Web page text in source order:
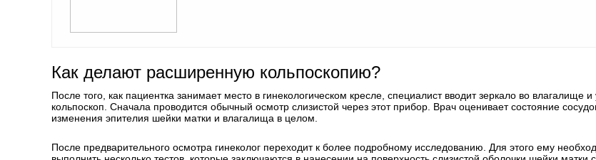
Как делают расширенную кольпоскопию?
После того, как пациентка занимает место в гинекологическом кресле, специалист вводит зеркало во влагалище и
кольпоскоп. Сначала проводится обычный осмотр слизистой через этот прибор. Врач оценивает состояние
изменения эпителия шейки матки и влагалища в целом.
После предварительного осмотра гинеколог переходит к более подробному исследованию. Для этого ему